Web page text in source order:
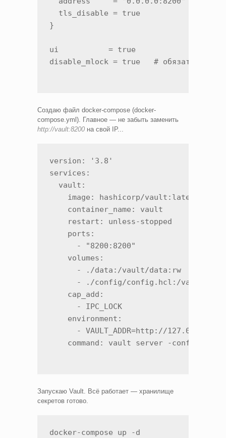
  tls_disable = true
}
ui           = true
disable_mlock = true   # обязательно
Создаю файл docker-compose (docker-
compose.yml). Главное — не забыть заменить
http://vault:8200 на свой IP...
version: '3.8'
services:
  vault:
    image: hashicorp/vault:latest
    container_name: vault
    restart: unless-stopped
    ports:
      - "8200:8200"
    volumes:
      - ./data:/vault/data:rw
- ./config/config.hcl:/vault/
    cap_add:
      - IPC_LOCK
    environment:
- VAULT_ADDR=http://
command: vault server -config=/
Запускаю Vault. Всё работает — хранилище
секретов готово.
docker-compose up -d